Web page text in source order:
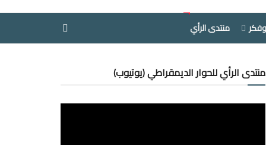
منتدى الرأي
منتدى الرأي للحوار الديمقراطي (يوتيوب)